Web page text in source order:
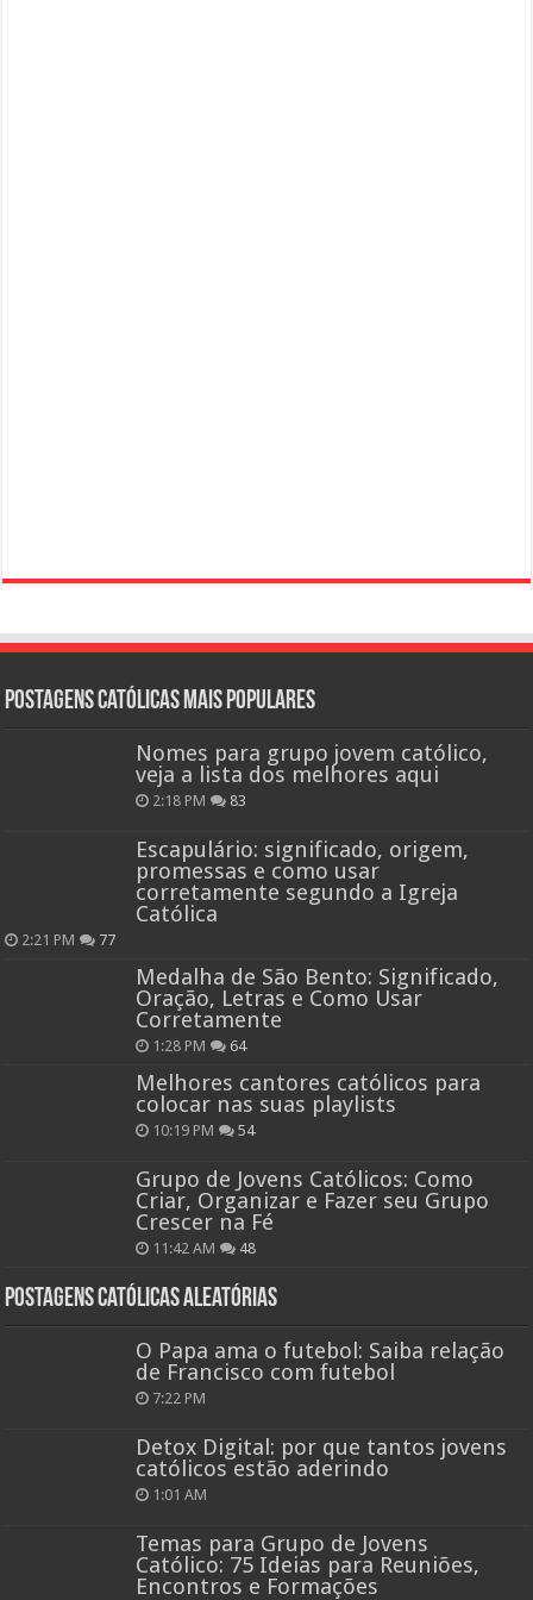
Postagens católicas mais Populares
Nomes para grupo jovem católico,
veja a lista dos melhores aqui
2:18 PM 83
Escapulário: significado, origem,
promessas e como usar
corretamente segundo a Igreja
Católica
2:21 PM 77
Medalha de São Bento: Significado,
Oração, Letras e Como Usar
Corretamente
1:28 PM 64
Melhores cantores católicos para
colocar nas suas playlists
10:19 PM 54
Grupo de Jovens Católicos: Como
Criar, Organizar e Fazer seu Grupo
Crescer na Fé
11:42 AM 48
Postagens católicas aleatórias
O Papa ama o futebol: Saiba relação
de Francisco com futebol
7:22 PM
Detox Digital: por que tantos jovens
católicos estão aderindo
1:01 AM
Temas para Grupo de Jovens
Católico: 75 Ideias para Reuniões,
Encontros e Formações